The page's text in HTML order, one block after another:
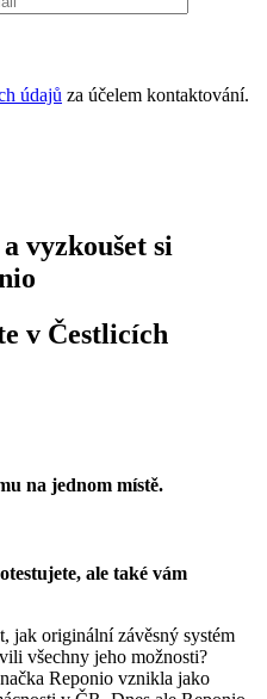
údajů za účelem kontaktování.
vyzkoušet si
v Čestlicích
na jednom místě.
ale také vám
jak originální závěsný systém
všechny jeho možnosti?
Reponio vznikla jako